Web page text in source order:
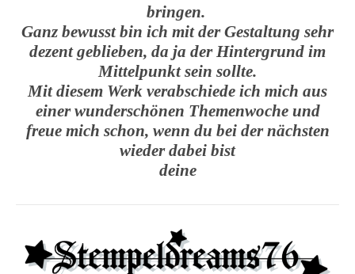
bringen.
Ganz bewusst bin ich mit der Gestaltung sehr
dezent geblieben, da ja der Hintergrund im
Mittelpunkt sein sollte.
Mit diesem Werk verabschiede ich mich aus
einer wunderschönen Themenwoche und
freue mich schon, wenn du bei der nächsten
wieder dabei bist
deine